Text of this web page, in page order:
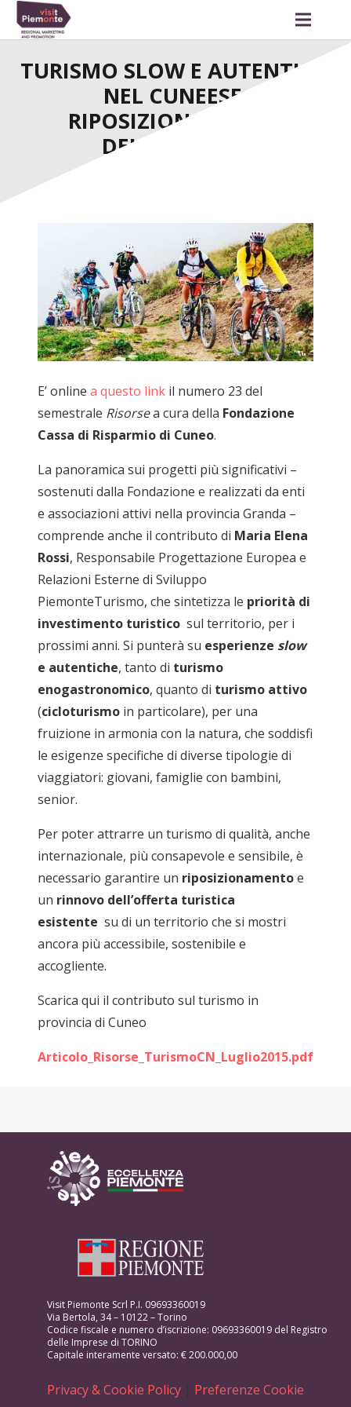
TURISMO SLOW E AUTENTICO
NEL CUNEESE:
RIPOSIZIONAMENTO
DELL’OFFERTA
E’ online a questo link il numero 23 del
semestrale Risorsea cura della Fondazione
Cassa di Risparmio di Cuneo.
La panoramica sui progetti più significativi –
sostenuti dalla Fondazione e realizzati da enti
e associazioni attivi nella provincia Granda –
comprende anche il contributo di Maria Elena
Rossi, Responsabile Progettazione Europea e
Relazioni Esterne di Sviluppo
PiemonteTurismo, che sintetizza le priorità di
investimento turistico sul territorio, per i
prossimi anni. Si punterà su esperienze slow
e autentiche, tanto di turismo
enogastronomico, quanto di turismo attivo
(cicloturismo in particolare), per una
fruizione in armonia con la natura, che soddisfi
le esigenze specifiche di diverse tipologie di
viaggiatori: giovani, famiglie con bambini,
senior.
Per poter attrarre un turismo di qualità, anche
internazionale, più consapevole e sensibile, è
necessario garantire un riposizionamentoe
un rinnovo dell’offerta turistica
esistente su di un territorio che si mostri
ancora più accessibile, sostenibile e
accogliente.
Scarica qui il contributo sul turismo in
provincia di Cuneo
Articolo_Risorse_TurismoCN_Luglio2015.pdf
Visit Piemonte Scrl P.I. 09693360019
Via Bertola, 34 – 10122 – Torino
Codice fiscale e numero d’iscrizione: 09693360019 del Registro
delle Imprese di TORINO
Capitale interamente versato: € 200.000,00
Privacy & Cookie Policy | Preferenze Cookie